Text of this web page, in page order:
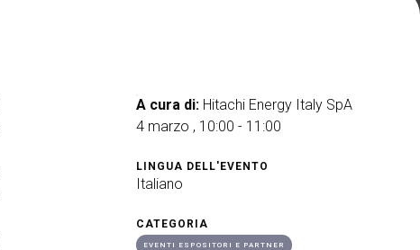
A cura di: Hitachi Energy Italy SpA
4 marzo , 10:00 - 11:00
LINGUA DELL'EVENTO
Italiano
CATEGORIA
EVENTI ESPOSITORI E PARTNER